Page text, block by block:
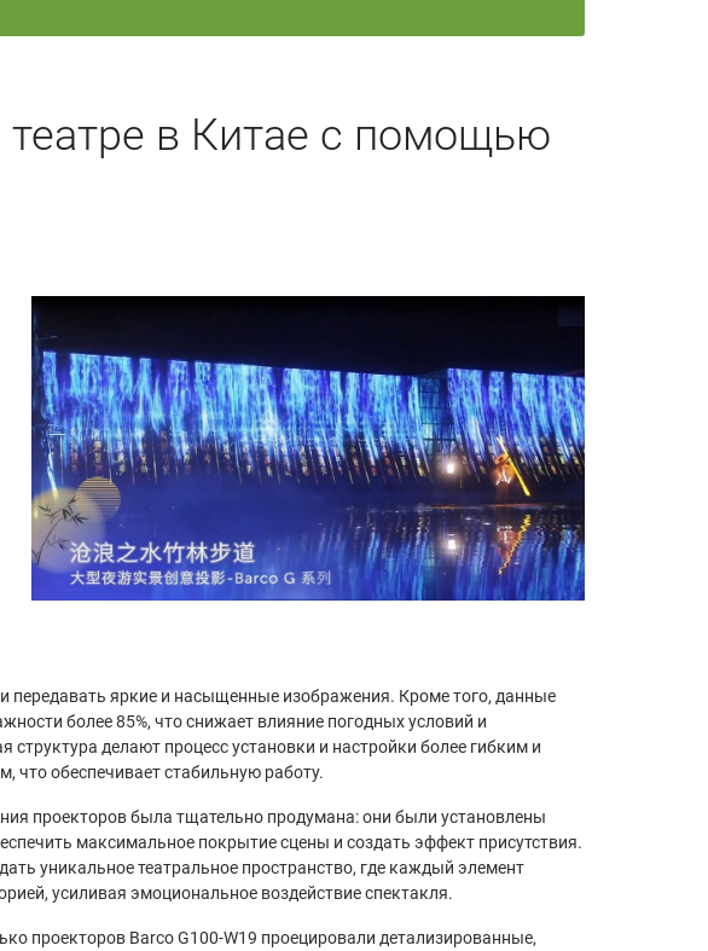
в Китае с помощью
передавать яркие и насыщенные изображения. Кроме того, данные
более 85%, что снижает влияние погодных условий и
делают процесс установки и настройки более гибким и
обеспечивает стабильную работу.
проекторов была тщательно продумана: они были установлены
максимальное покрытие сцены и создать эффект присутствия.
уникальное театральное пространство, где каждый элемент
усиливая эмоциональное воздействие спектакля.
проекторов Barco G100-W19 проецировали детализированные,